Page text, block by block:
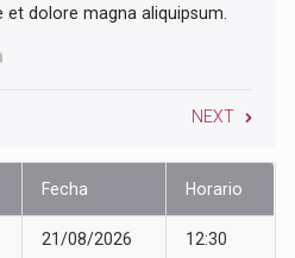
dolore magna aliquipsum.
NEXT
Fecha Horario
21/08/2026 12:30